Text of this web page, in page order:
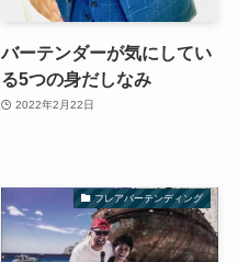
バーテンダーが気にしてい
る5つの身だしなみ
2022年2月22日
フレアバーテンディング